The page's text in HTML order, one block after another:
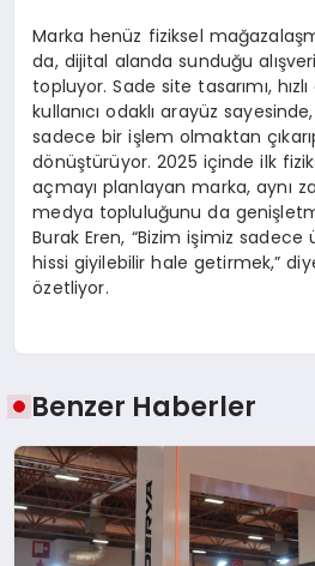
Marka henüz fiziksel
da, dijital alanda sunduğu
topluyor. Sade site tasarımı,
kullanıcı odaklı arayüz
sadece bir işlem olmaktan
dönüştürüyor. 2025 içinde ilk
açmayı planlayan marka, aynı
medya topluluğunu da
Burak Eren, “Bizim işimiz
hissi giyilebilir hale getirmek,”
özetliyor.
Benzer Haberler